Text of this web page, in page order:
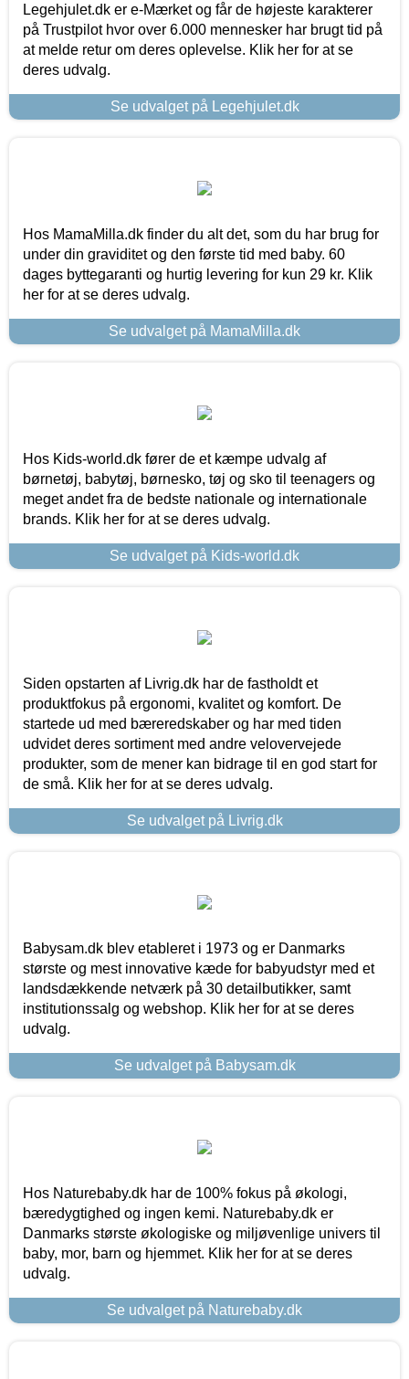
Legehjulet.dk er e-Mærket og får de højeste karakterer
på Trustpilot hvor over 6.000 mennesker har brugt tid på
at melde retur om deres oplevelse. Klik her for at se
deres udvalg.
Se udvalget på Legehjulet.dk
Hos MamaMilla.dk finder du alt det, som du har brug for
under din graviditet og den første tid med baby. 60
dages byttegaranti og hurtig levering for kun 29 kr. Klik
her for at se deres udvalg.
Se udvalget på MamaMilla.dk
Hos Kids-world.dk fører de et kæmpe udvalg af
børnetøj, babytøj, børnesko, tøj og sko til teenagers og
meget andet fra de bedste nationale og internationale
brands. Klik her for at se deres udvalg.
Se udvalget på Kids-world.dk
Siden opstarten af Livrig.dk har de fastholdt et
produktfokus på ergonomi, kvalitet og komfort. De
startede ud med bæreredskaber og har med tiden
udvidet deres sortiment med andre velovervejede
produkter, som de mener kan bidrage til en god start for
de små. Klik her for at se deres udvalg.
Se udvalget på Livrig.dk
Babysam.dk blev etableret i 1973 og er Danmarks
største og mest innovative kæde for babyudstyr med et
landsdækkende netværk på 30 detailbutikker, samt
institutionssalg og webshop. Klik her for at se deres
udvalg.
Se udvalget på Babysam.dk
Hos Naturebaby.dk har de 100% fokus på økologi,
bæredygtighed og ingen kemi. Naturebaby.dk er
Danmarks største økologiske og miljøvenlige univers til
baby, mor, barn og hjemmet. Klik her for at se deres
udvalg.
Se udvalget på Naturebaby.dk